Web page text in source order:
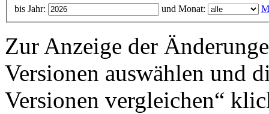
bis Jahr:
und Monat:
Zur Anzeige der
Versionen auswählen und
Versionen vergleichen“